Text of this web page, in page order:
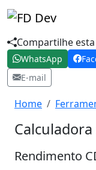
Compartilhe
WhatsApp
E-mail
Home
Calculadora
Rendimento